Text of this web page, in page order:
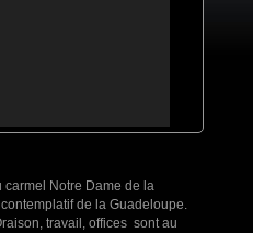
carmel Notre Dame de la
de la Guadeloupe.
travail, offices sont au